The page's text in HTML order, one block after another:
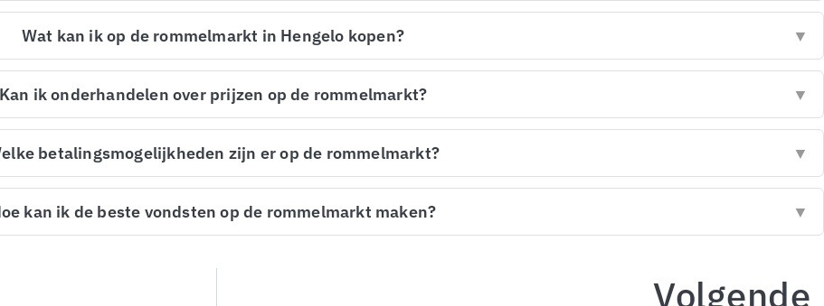
Wat kan ik op de rommelmarkt in Hengelo kopen? ▼
Kan ik onderhandelen over prijzen op de rommelmarkt? ▼
betalingsmogelijkheden zijn er op de rommelmarkt? ▼
kan ik de beste vondsten op de rommelmarkt maken? ▼
Volgende